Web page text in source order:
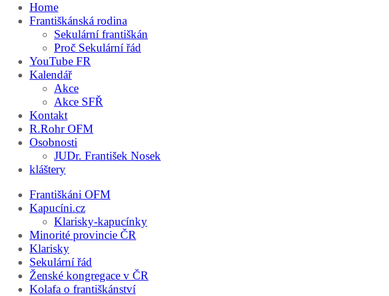
Home
Františkánská rodina
Sekulární františkán
Proč Sekulární řád
YouTube FR
Kalendář
Akce
Akce SFŘ
Kontakt
R.Rohr OFM
Osobnosti
JUDr. František Nosek
kláštery
Františkáni OFM
Kapucíni.cz
Klarisky-kapucínky
Minorité provincie ČR
Klarisky
Sekulární řád
Ženské kongregace v ČR
Kolafa o františkánství